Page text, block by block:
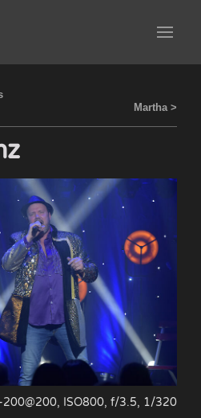
Martha >
ISO800, f/3.5, 1/320